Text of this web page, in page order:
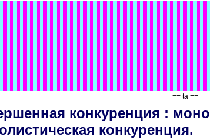
== ta ==
конкуренция :
конкуренция.